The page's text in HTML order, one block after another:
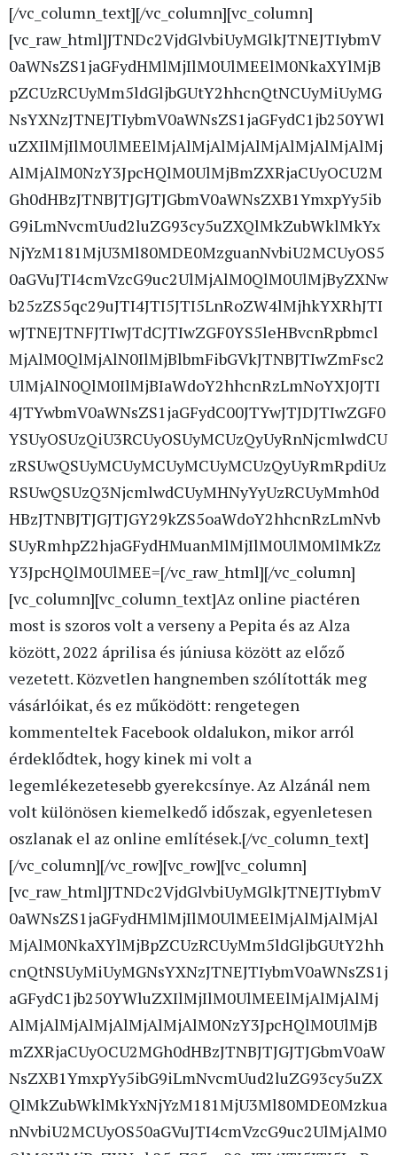
[/vc_column_text][/vc_column][vc_column]
[vc_raw_html]JTNDc2VjdGlvbiUyMGlkJTNEJTIybmV
0aWNsZS1jaGFydHMlMjIlM0UlMEElM0NkaXYlMjB
pZCUzRCUyMm5ldGljbGUtY2hhcnQtNCUyMiUyMG
NsYXNzJTNEJTIybmV0aWNsZS1jaGFydC1jb250YWl
uZXIlMjIlM0UlMEElMjAlMjAlMjAlMjAlMjAlMjAlMj
AlMjAlM0NzY3JpcHQlM0UlMjBmZXRjaCUyOCU2M
Gh0dHBzJTNBJTJGJTJGbmV0aWNsZXB1YmxpYy5ib
G9iLmNvcmUud2luZG93cy5uZXQlMkZubWklMkYx
NjYzM181MjU3Ml80MDE0MzguanNvbiU2MCUyOS5
0aGVuJTI4cmVzcG9uc2UlMjAlM0QlM0UlMjByZXNw
b25zZS5qc29uJTI4JTI5JTI5LnRoZW4lMjhkYXRhJTI
wJTNEJTNFJTIwJTdCJTIwZGF0YS5leHBvcnRpbmcl
MjAlM0QlMjAlN0IlMjBlbmFibGVkJTNBJTIwZmFsc2
UlMjAlN0QlM0IlMjBIaWdoY2hhcnRzLmNoYXJ0JTI
4JTYwbmV0aWNsZS1jaGFydC00JTYwJTJDJTIwZGF0
YSUyOSUzQiU3RCUyOSUyMCUzQyUyRnNjcmlwdCU
zRSUwQSUyMCUyMCUyMCUyMCUzQyUyRmRpdiUz
RSUwQSUzQ3NjcmlwdCUyMHNyYyUzRCUyMmh0d
HBzJTNBJTJGJTJGY29kZS5oaWdoY2hhcnRzLmNvb
SUyRmhpZ2hjaGFydHMuanMlMjIlM0UlM0MlMkZz
Y3JpcHQlM0UlMEE=[/vc_raw_html][/vc_column]
[vc_column][vc_column_text]Az online piactéren
most is szoros volt a verseny a Pepita és az Alza
között, 2022 áprilisa és júniusa között az előző
vezetett. Közvetlen hangnemben szólították meg
vásárlóikat, és ez működött: rengetegen
kommenteltek Facebook oldalukon, mikor arról
érdeklődtek, hogy kinek mi volt a
legemlékezetesebb gyerekcsínye. Az Alzánál nem
volt különösen kiemelkedő időszak, egyenletesen
oszlanak el az online említések.[/vc_column_text]
[/vc_column][/vc_row][vc_row][vc_column]
[vc_raw_html]JTNDc2VjdGlvbiUyMGlkJTNEJTIybmV
0aWNsZS1jaGFydHMlMjIlM0UlMEElMjAlMjAlMjAl
MjAlM0NkaXYlMjBpZCUzRCUyMm5ldGljbGUtY2hh
cnQtNSUyMiUyMGNsYXNzJTNEJTIybmV0aWNsZS1j
aGFydC1jb250YWluZXIlMjIlM0UlMEElMjAlMjAlMj
AlMjAlMjAlMjAlMjAlMjAlM0NzY3JpcHQlM0UlMjB
mZXRjaCUyOCU2MGh0dHBzJTNBJTJGJTJGbmV0aW
NsZXB1YmxpYy5ibG9iLmNvcmUud2luZG93cy5uZX
QlMkZubWklMkYxNjYzM181MjU3Ml80MDE0Mzkua
nNvbiU2MCUyOS50aGVuJTI4cmVzcG9uc2UlMjAlM0